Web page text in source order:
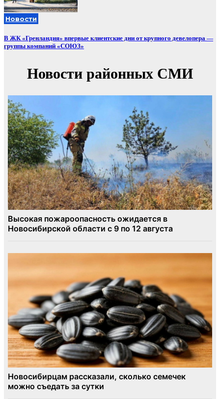
Новости
В ЖК «Гренландия» впервые клиентские дни от крупного девелопера —
группы компаний «СОЮЗ»